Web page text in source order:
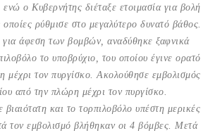
ο Κυβερνήτης διέταξε ετοιμασία για βολή
ρύθμισε στο μεγαλύτερο δυνατό βάθος.
για άφεση των βομβών, αναδύθηκε ξαφνικά
το υποβρύχιο, του οποίου έγινε ορατό
μέχρι τον πυργίσκο. Ακολούθησε εμβολισμός
από την πλώρη μέχρι τον πυργίσκο.
και το τορπιλοβόλο υπέστη μερικές
τον εμβολισμό βλήθηκαν οι 4 βόμβες. Μετά